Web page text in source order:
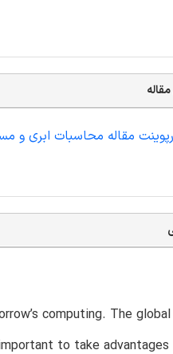
مقاله محاسبات ابری و
computing. The
to take